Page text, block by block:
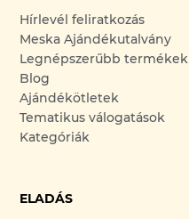
Hírlevél feliratkozás
Meska Ajándékutalvány
Legnépszerűbb termékek
Blog
Ajándékötletek
Tematikus válogatások
Kategóriák
ELADÁS